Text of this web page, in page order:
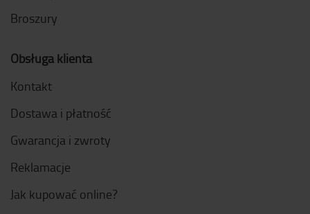
Broszury
Obsługa klienta
Kontakt
Dostawa i płatność
Gwarancja i zwroty
Reklamacje
Jak kupować online?